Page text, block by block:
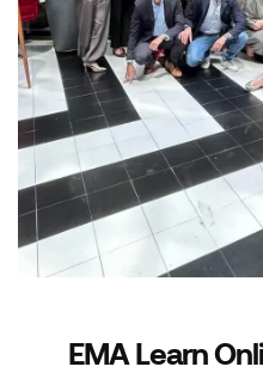
EMA Learn